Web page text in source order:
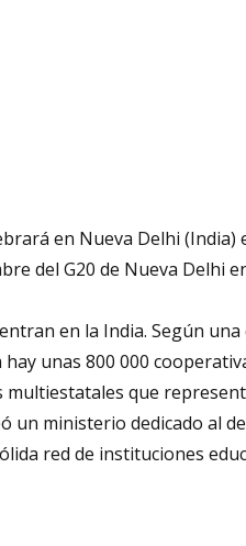
en Nueva Delhi (India)
del G20 de Nueva Delhi
en la India. Según
unas 800 000
que
un ministerio dedicado al
red de instituciones